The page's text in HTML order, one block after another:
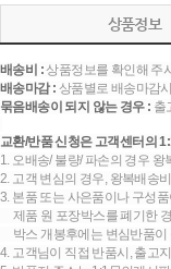
상품정보
배송비 :상품정보를 확인해 주
배송마감 : 상품별로 배송마감
묶음배송이 되지 않는 경우 : 출
교환/반품 신청은 고객센터의
1. 오배송/ 불량/ 파손의 경우
2. 고객 변심의 경우, 왕복배송
3. 본품 또는 사은품이나 구성
제품 원 포장박스를 폐기한
박스 개봉후에는 변심반품이
4. 고객님이 직접 반품시, 출고